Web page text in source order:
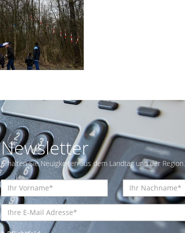
Newsletter
Erhalten Sie Neuigkeiten aus dem Landtag und der Region.